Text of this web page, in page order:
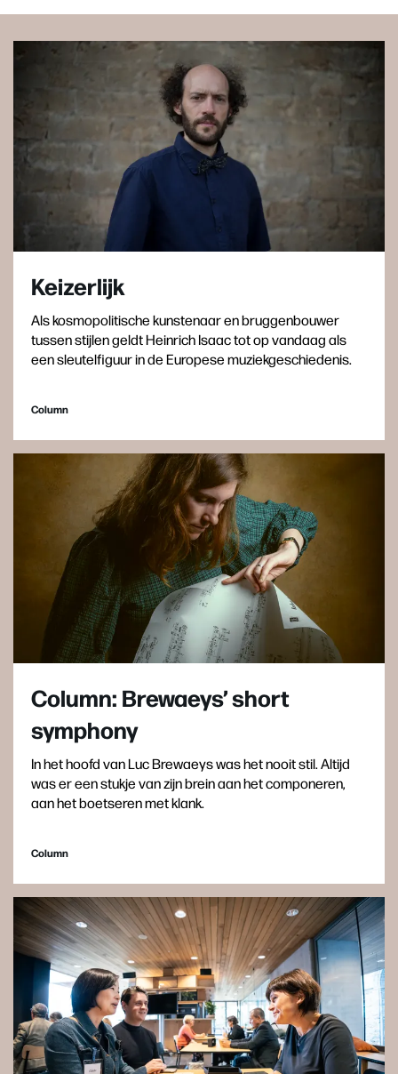
Keizerlijk
Als kosmopolitische kunstenaar en bruggenbouwer
tussen stijlen geldt Heinrich Isaac tot op vandaag als
een sleutelfiguur in de Europese muziekgeschiedenis.
Column
Column: Brewaeys’ short
symphony
In het hoofd van Luc Brewaeys was het nooit stil. Altijd
was er een stukje van zijn brein aan het componeren,
aan het boetseren met klank.
Column